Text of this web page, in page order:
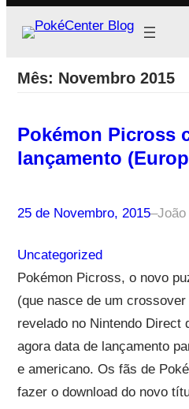
Mês: Novembro 2015
Pokémon Picross
lançamento
25 de Novembro, 2015–João
Uncategorized
Pokémon Picross, o novo
(que nasce de um
revelado no Nintendo Direct
agora data de lançamento
e americano. Os fãs de
fazer o download do novo